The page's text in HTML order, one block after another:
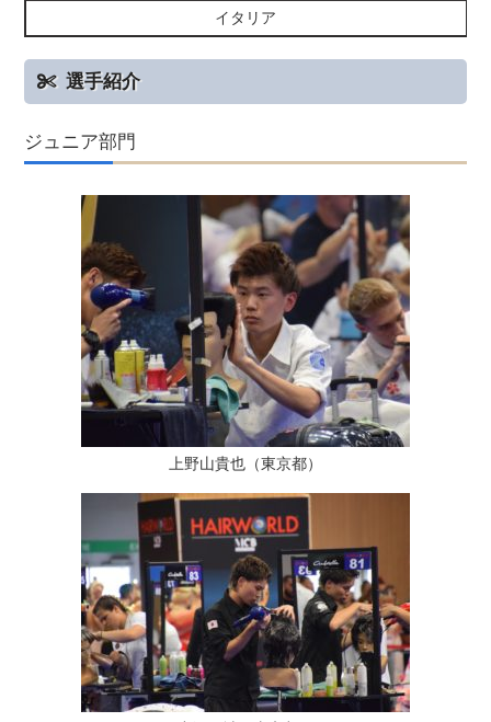
イタリア
選手紹介
ジュニア部門
上野山貴也（東京都）